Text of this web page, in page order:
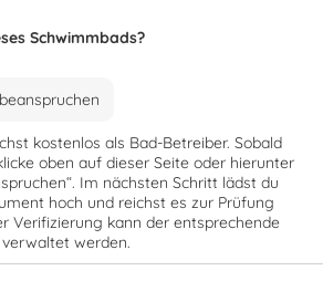
Schwimmbads?
kostenlos als Bad-Betreiber. Sobald
oben auf dieser Seite oder hierunter
Im nächsten Schritt lädst du
hoch und reichst es zur Prüfung
Verifizierung kann der entsprechende
werden.